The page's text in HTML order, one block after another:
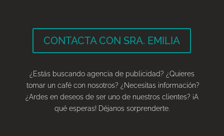
CONTACTA CON SRA. EMILIA
¿Estás buscando agencia de publicidad? ¿Quieres
tomar un café con nosotros? ¿Necesitas información?
¿Ardes en deseos de ser uno de nuestros clientes? ¡A
qué esperas! Déjanos sorprenderte.